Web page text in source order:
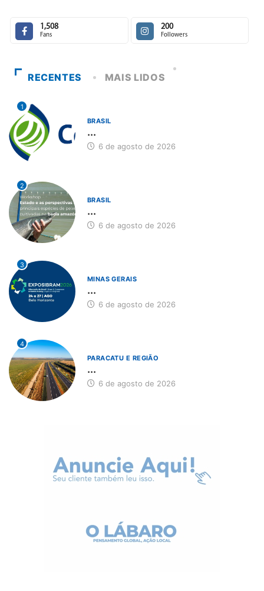
1,508
Fans
200
Followers
RECENTES MAIS LIDOS
1
BRASIL
...
6 de agosto de 2026
2
BRASIL
...
6 de agosto de 2026
3
MINAS GERAIS
...
6 de agosto de 2026
4
PARACATU E REGIÃO
...
6 de agosto de 2026